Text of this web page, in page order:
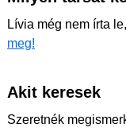
Lívia még nem írta
meg!
Akit keresek
Szeretnék